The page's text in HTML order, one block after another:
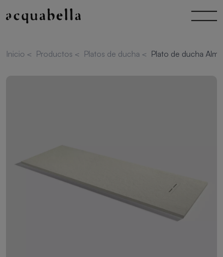
Inicio < Productos < Platos de ducha < Plato de ducha